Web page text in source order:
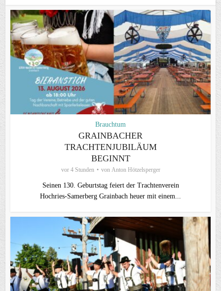
Brauchtum
GRAINBACHER
TRACHTENJUBILÄUM
BEGINNT
vor 4 Stunden von Anton Hötzelsperger
Seinen 130. Geburtstag feiert der Trachtenverein
Hochries‑Samerberg Grainbach heuer mit einem...